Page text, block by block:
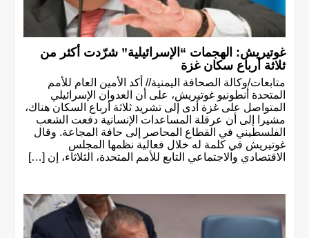
غوتيريش: الهجمات “الإسرائيلية” شرّدت أكثر من
ثلاثة أرباع سكان غزة
متابعات/وكالة الصحافة اليمنية// أكد الأمين العام للأمم
المتحدة أنطونيو غوتيريش، على أن العدوان الإسرائيلي
المتواصل على غزة أدى إلى تشريد ثلاثة أرباع السكان هناك،
مشيرا إلى أن عرقلة المساعدات الإنسانية دفعت الشعب
الفلسطيني في القطاع المحاصر إلى حافة المجاعة. وقال
غوتيريش في كلمة له خلال فعالية نظمها المجلس
الاقتصادي والاجتماعي التابع للأمم المتحدة، الثلاثاء، إن […]